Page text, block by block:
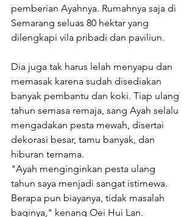
pemberian Ayahnya. Rumahnya saja di
Semarang seluas 80 hektar yang
dilengkapi vila pribadi dan paviliun.
Dia juga tak harus lelah menyapu dan
memasak karena sudah disediakan
banyak pembantu dan koki. Tiap ulang
tahun semasa remaja, sang Ayah selalu
mengadakan pesta mewah, disertai
dekorasi besar, tamu banyak, dan
hiburan ternama.
"Ayah menginginkan pesta ulang
tahun saya menjadi sangat istimewa.
Berapa pun biayanya, tidak masalah
baginya," kenang Oei Hui Lan.